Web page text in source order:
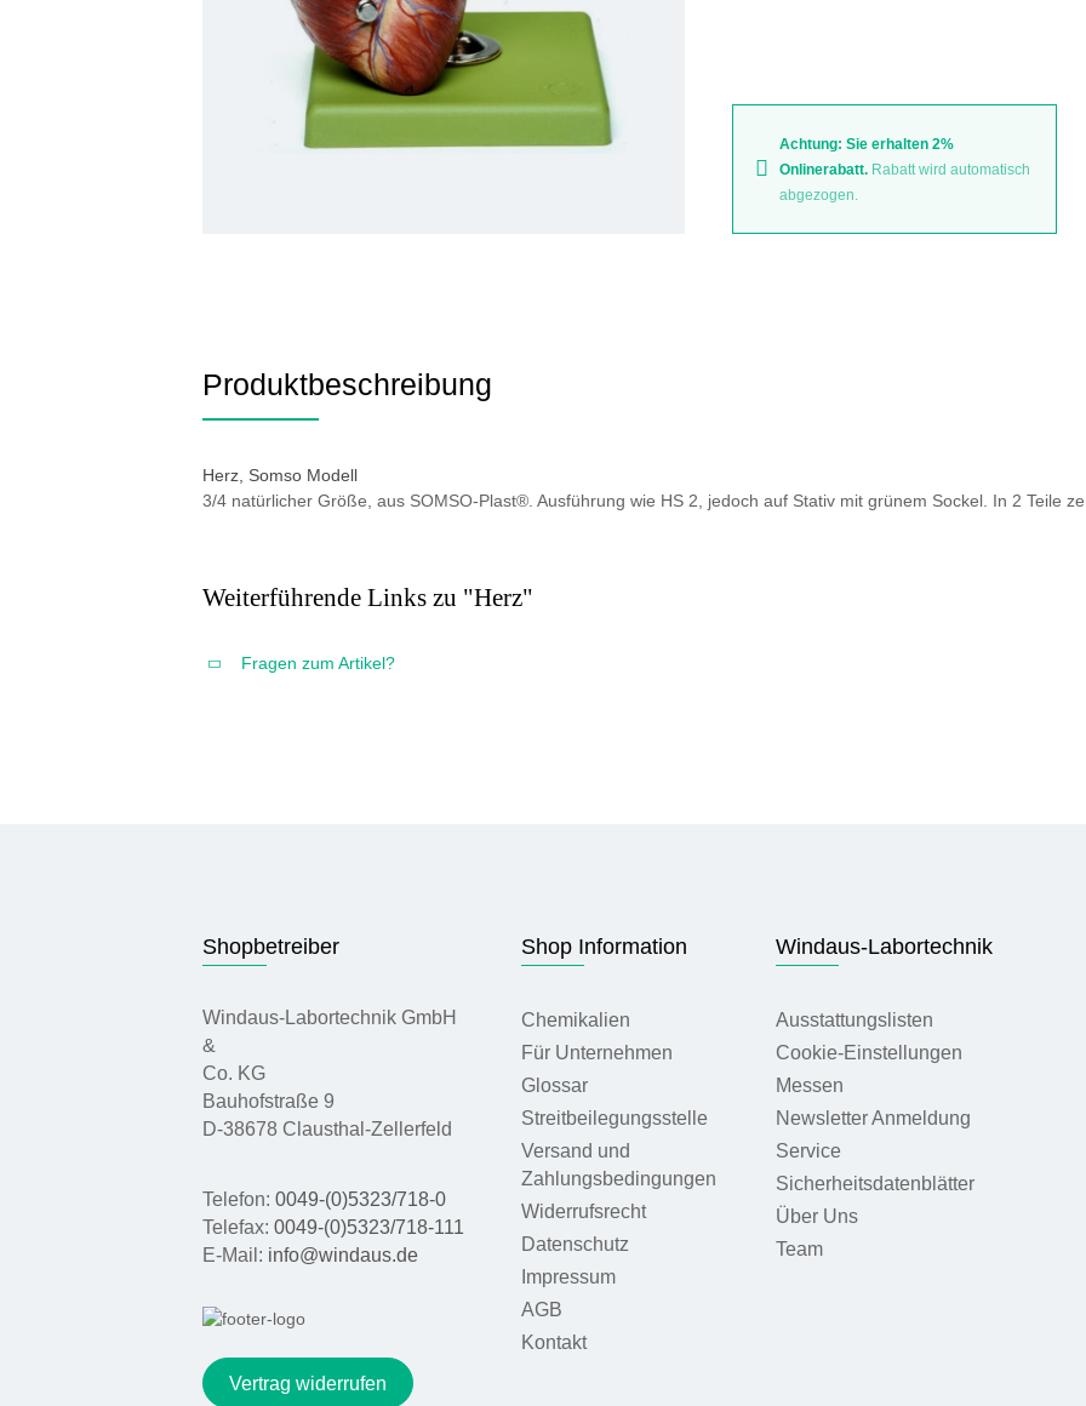
Achtung: Sie erhalten 2%
Onlinerabatt. Rabatt wird automatisch
abgezogen.
Produktbeschreibung
Herz, Somso Modell
3/4 natürlicher Größe, aus SOMSO-Plast®. Ausführung wie HS 2, jedoch auf Stativ mit grünem Sockel. In 2 Teile
Weiterführende Links zu "Herz"
Fragen zum Artikel?
Shopbetreiber
Windaus-Labortechnik GmbH
&
Co. KG
Bauhofstraße 9
D-38678 Clausthal-Zellerfeld
Telefon: 0049-(0)5323/718-0
Telefax: 0049-(0)5323/718-111
E-Mail: info@windaus.de
Vertrag widerrufen
Shop Information
Chemikalien
Für Unternehmen
Glossar
Streitbeilegungsstelle
Versand und
Zahlungsbedingungen
Widerrufsrecht
Datenschutz
Impressum
AGB
Kontakt
Windaus-Labortechnik
Ausstattungslisten
Cookie-Einstellungen
Messen
Newsletter Anmeldung
Service
Sicherheitsdatenblätter
Über Uns
Team